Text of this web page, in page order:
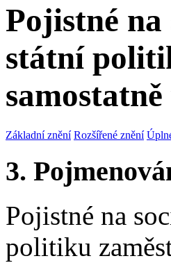
Pojistné na
státní
Základní znění Rozšířené znění
3.
Pojistné na
politiku